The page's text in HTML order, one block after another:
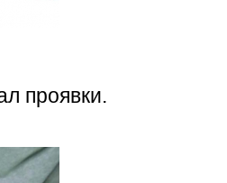
проявки.